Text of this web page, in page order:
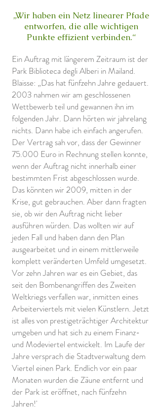
„Wir haben ein Netz linearer Pfade
entworfen, die alle wichtigen
Punkte effizient verbinden.“
Ein Auftrag mit längerem Zeitraum ist der
Park Biblioteca degli Alberi in Mailand.
Blaisse: „Das hat fünfzehn Jahre gedauert.
2003 nahmen wir am geschlossenen
Wettbewerb teil und gewannen ihn im
folgenden Jahr. Dann hörten wir jahrelang
nichts. Dann habe ich einfach angerufen.
Der Vertrag sah vor, dass der Gewinner
75.000 Euro in Rechnung stellen konnte,
wenn der Auftrag nicht innerhalb einer
bestimmten Frist abgeschlossen wurde.
Das könnten wir 2009, mitten in der
Krise, gut gebrauchen. Aber dann fragten
sie, ob wir den Auftrag nicht lieber
ausführen würden. Das wollten wir auf
jeden Fall und haben dann den Plan
ausgearbeitet und in einem mittlerweile
komplett veränderten Umfeld umgesetzt.
Vor zehn Jahren war es ein Gebiet, das
seit den Bombenangriffen des Zweiten
Weltkriegs verfallen war, inmitten eines
Arbeiterviertels mit vielen Künstlern. Jetzt
ist alles von prestigeträchtiger Architektur
umgeben und hat sich zu einem Finanz-
und Modeviertel entwickelt. Im Laufe der
Jahre versprach die Stadtverwaltung dem
Viertel einen Park. Endlich vor ein paar
Monaten wurden die Zäune entfernt und
der Park ist eröffnet, nach fünfzehn
Jahren!'